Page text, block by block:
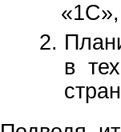
«1C»,
в